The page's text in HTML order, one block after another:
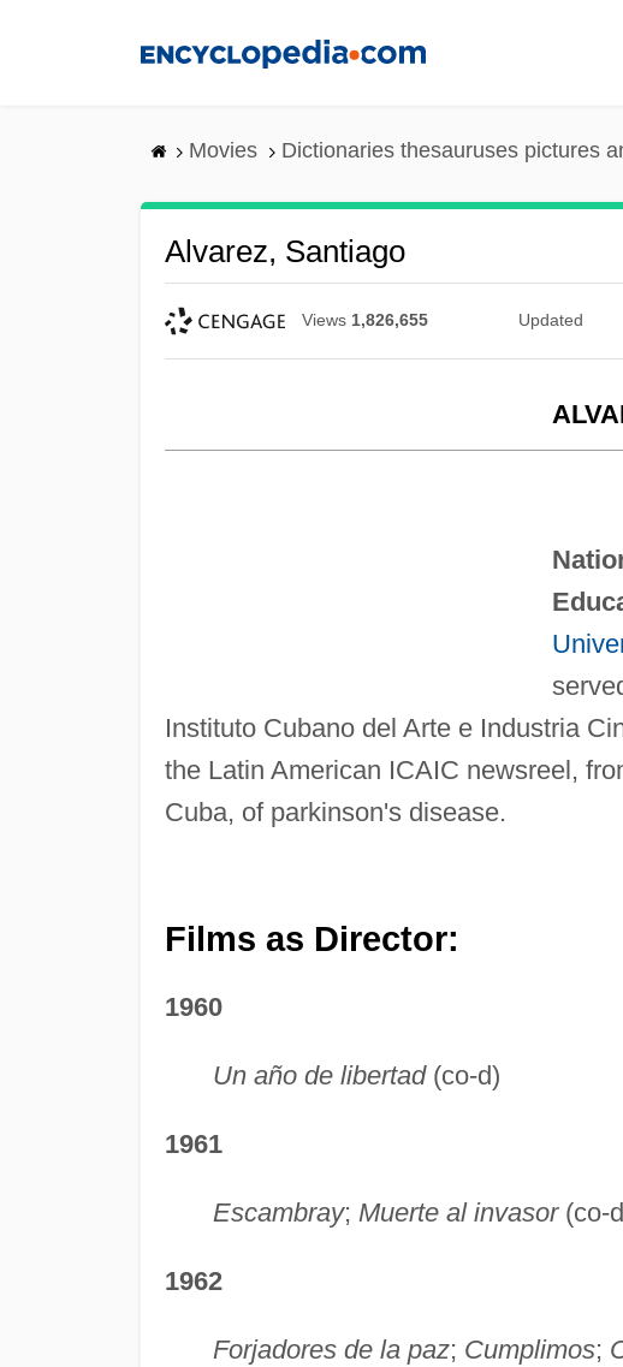
Movies Dictionaries thesauruses pictures
Alvarez, Santiago
Views 1,826,655 Updated
Instituto Cubano del Arte e Industria
the Latin American ICAIC newsreel,
Cuba, of parkinson's disease.
Films as Director:
1960
Un año de libertad(co-d)
1961
Escambray; Muerte al invasor(co-
1962
Forjadores de la paz; Cumplimos;